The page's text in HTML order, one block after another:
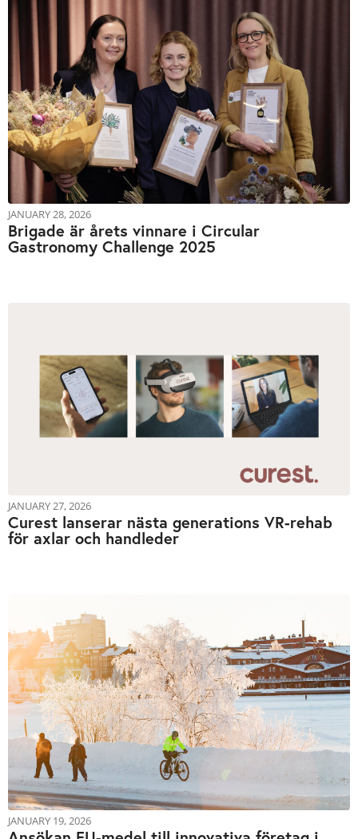
JANUARY 28, 2026
Brigade är årets vinnare i Circular
Gastronomy Challenge 2025
JANUARY 27, 2026
Curest lanserar nästa generations VR-rehab
för axlar och handleder
JANUARY 19, 2026